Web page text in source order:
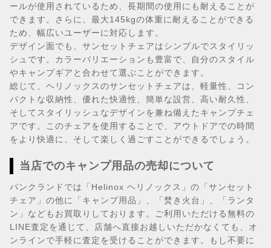
ールが使用されているため、長期間の使用にも耐えることが
できます。さらに、最大145kgの体重に耐えることができる
ため、幅広いユーザーに対応します。
デザイン面でも、サンセットチェアはシンプルでスタイリッ
シュです。カラーバリエーションも豊富で、自分のスタイル
やキャンプギアと合わせて選ぶことができます。
総じて、ヘリノックスのサンセットチェアは、軽量性、コン
パクトな収納性、優れた快適性、簡単な設営、高い耐久性、
そしてスタイリッシュなデザインを兼ね備えたキャンプチェ
アです。このチェアを使用することで、アウトドアでの時間
をより快適に、そして楽しく過ごすことができるでしょう。
当店でのキャンプ用品の売却について
パンクランドでは「Helinox ヘリノックス」の「サンセット
チェア」の他に「キャンプ用品」、「焚き火台」、「ランタ
ン」などもお買取りしております。ご利用いただける無料の
LINE査定を通じて、店舗へ直接お越しいただかなくても、オ
ンラインで手軽に査定を受けることができます。もし不要に